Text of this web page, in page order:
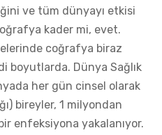
ve tüm dünyayı etkisi
kader mi, evet.
coğrafya biraz
boyutlarda. Dünya Sağlık
her gün cinsel olarak
bireyler, 1 milyondan
enfeksiyona yakalanıyor.